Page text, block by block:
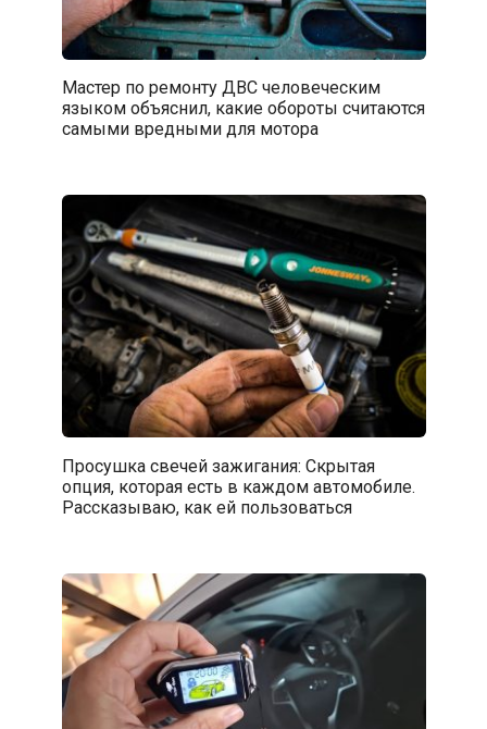
Мастер по ремонту ДВС человеческим
языком объяснил, какие обороты считаются
самыми вредными для мотора
Просушка свечей зажигания: Скрытая
опция, которая есть в каждом автомобиле.
Рассказываю, как ей пользоваться